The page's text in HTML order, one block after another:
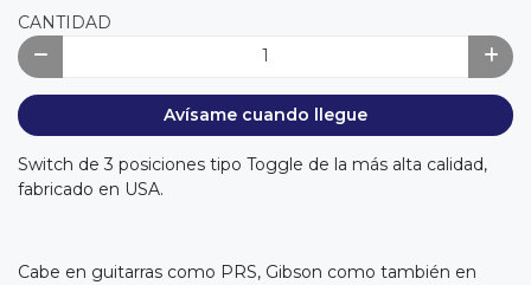
CANTIDAD
Avísame cuando llegue
Switch de 3 posiciones tipo Toggle de la más alta calidad,
fabricado en USA.
Cabe en guitarras como PRS, Gibson como también en